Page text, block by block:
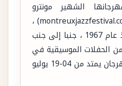
الشهير مونترو
لموسيقى الجاز (montreuxjazzfestival.com) ،
والذي تم عرضه منذ عام 1967 ، جنبا إلى جنب
الحفلات الموسيقية في
الهواء الطلق . المهرجان يمتد من 04-19 يوليو